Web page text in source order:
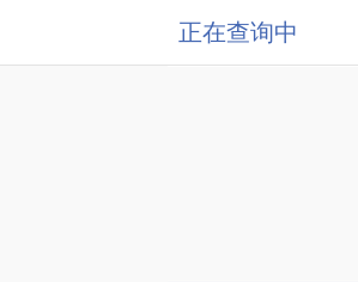
正在查询中